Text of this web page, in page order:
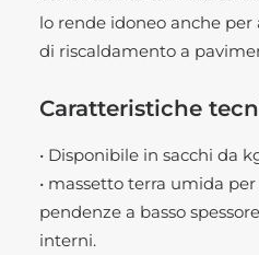
lo rende idoneo anche
di riscaldamento a
Caratteristiche
• Disponibile in sacchi da
• massetto terra umida
pendenze a basso
interni.